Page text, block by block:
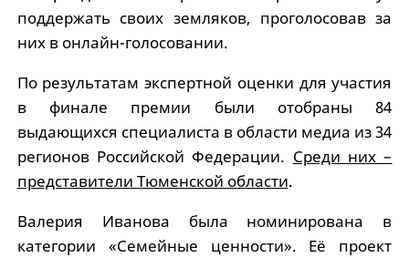
поддержать своих земляков, проголосовав за
них в онлайн-голосовании.
По результатам экспертной оценки для участия
в финале премии были отобраны 84
выдающихся специалиста в области медиа из 34
регионов Российской Федерации. Среди них –
представители Тюменской области.
Валерия Иванова была номинирована в
категории «Семейные ценности». Её проект